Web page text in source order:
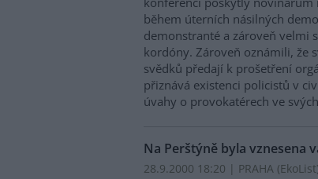
během úterních násilných
demonstranté a zároveň velmi
kordóny. Zároveň oznámili, že
svědků předají k prošetření
přiznává existenci policistů v
úvahy o provokatérech ve
Na Perštýně byla vznesena
28.9.2000 18:20 | PRAHA